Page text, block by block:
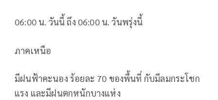
06:00 น. วันนี้ ถึง 06:00 น. วันพรุ่งนี้
ภาคเหนือ
มีฝนฟ้าคะนอง ร้อยละ 70 ของพื้นที่ กับมีลมกระโชก
แรง และมีฝนตกหนักบางแห่ง